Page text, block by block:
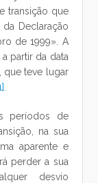
transição que
Declaração
de 1999». A
partir da data
que teve lugar
períodos de
na sua
aparente e
perder a sua
desvio